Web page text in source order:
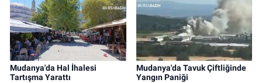
Mudanya'da Hal İhalesi
Tartışma Yarattı
Mudanya'da Tavuk Çiftliğinde
Yangın Paniği